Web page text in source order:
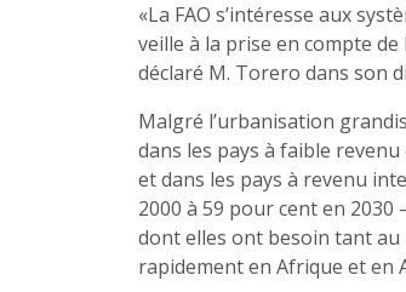
«La FAO s’intéresse aux
veille à la prise en compte
déclaré M. Torero dans son
Malgré l’urbanisation
dans les pays à faible
et dans les pays à revenu
2000 à 59 pour cent en
dont elles ont besoin tant au
rapidement en Afrique et en